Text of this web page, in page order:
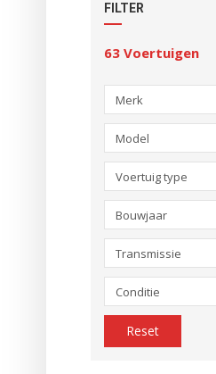
FILTER
63 Voertuigen
Merk
Model
Voertuig type
Bouwjaar
Transmissie
Conditie
Reset